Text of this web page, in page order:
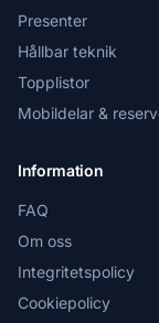
Presenter
Hållbar teknik
Topplistor
Mobildelar &
Information
FAQ
Om oss
Integritetspolicy
Cookiepolicy